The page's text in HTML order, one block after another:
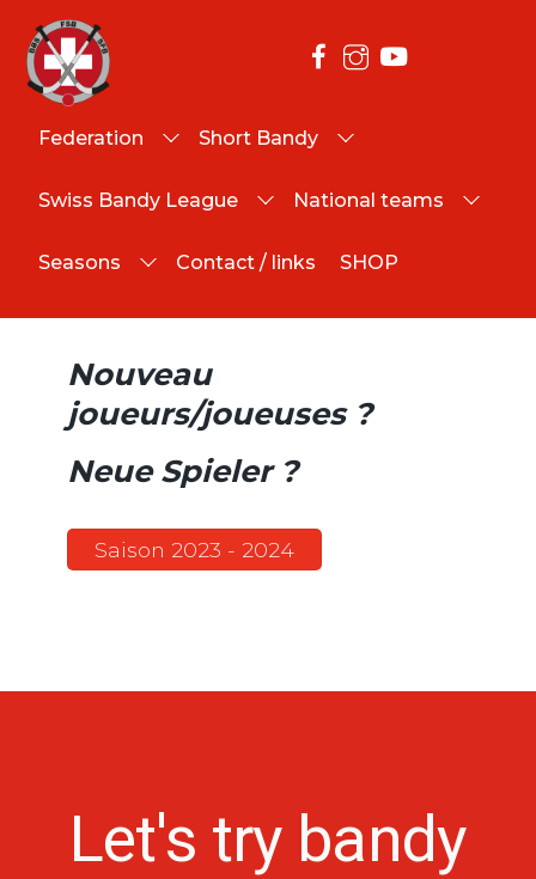
Federation Short Bandy
Swiss Bandy League National teams
Seasons Contact / links SHOP
Nouveau
joueurs/joueuses ?
Neue Spieler ?
Saison 2023 - 2024
Let's try bandy